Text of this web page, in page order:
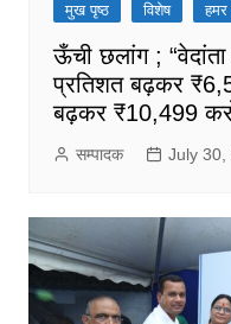
मुख पृष्ठ विशेष हमर
ऊँची छलांग ;
प्रतिशत बढ़कर
बढ़कर ₹10,499
सम्पादक July 30,